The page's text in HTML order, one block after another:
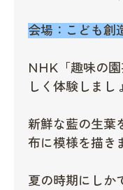
会場：こども
NHK「趣味の
しく体験しまし
新鮮な藍の生葉
布に模様を描き
夏の時期にしか